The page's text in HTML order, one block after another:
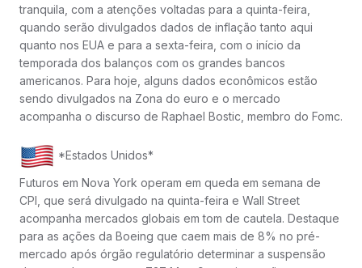
tranquila, com a atenções voltadas para a quinta-feira,
quando serão divulgados dados de inflação tanto aqui
quanto nos EUA e para a sexta-feira, com o início da
temporada dos balanços com os grandes bancos
americanos. Para hoje, alguns dados econômicos estão
sendo divulgados na Zona do euro e o mercado
acompanha o discurso de Raphael Bostic, membro do Fomc.
*Estados Unidos*
Futuros em Nova York operam em queda em semana de
CPI, que será divulgado na quinta-feira e Wall Street
acompanha mercados globais em tom de cautela. Destaque
para as ações da Boeing que caem mais de 8% no pré-
mercado após órgão regulatório determinar a suspensão